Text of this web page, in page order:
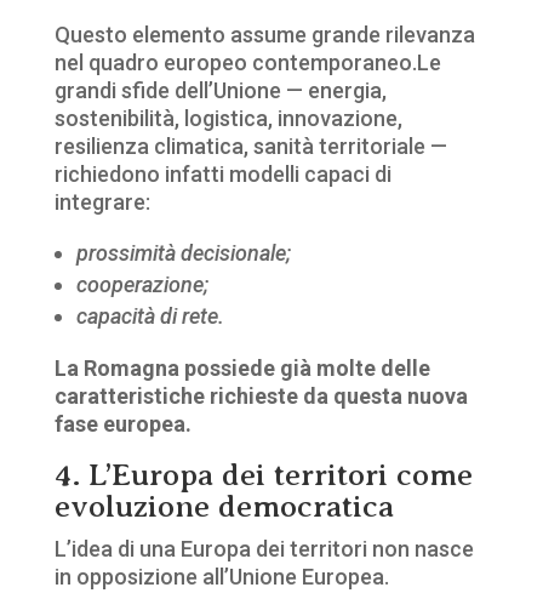
Questo elemento assume grande rilevanza
nel quadro europeo contemporaneo.Le
grandi sfide dell’Unione — energia,
sostenibilità, logistica, innovazione,
resilienza climatica, sanità territoriale —
richiedono infatti modelli capaci di
integrare:
prossimità decisionale;
cooperazione;
capacità di rete.
La Romagna possiede già molte delle
caratteristiche richieste da questa nuova
fase europea.
4. L’Europa dei territori come
evoluzione democratica
L’idea di una Europa dei territori non nasce
in opposizione all’Unione Europea.